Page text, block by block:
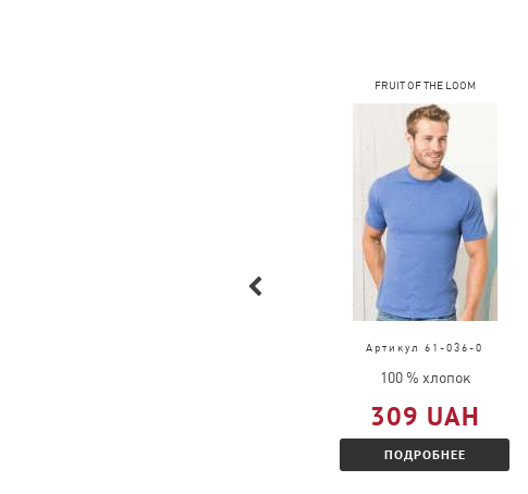
FRUIT OF THE LOOM
Артикул 61-036-0
100 % хлопок
309 UAH
ПОДРОБНЕЕ